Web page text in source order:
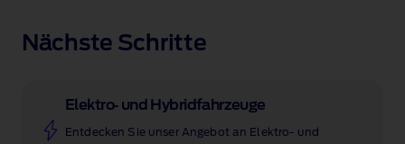
Nächste Schritte
Elektro‑ und Hybridfahrzeuge
Entdecken Sie unser Angebot an Elektro‑ und